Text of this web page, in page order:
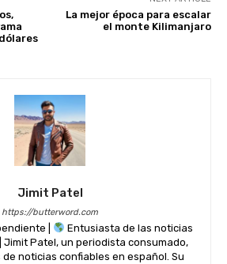
La mejor época para escalar
el monte Kilimanjaro
Jimit Patel
https://butterword.com
|
Entusiasta de las noticias
Jimit Patel, un periodista consumado,
noticias confiables en español. Su